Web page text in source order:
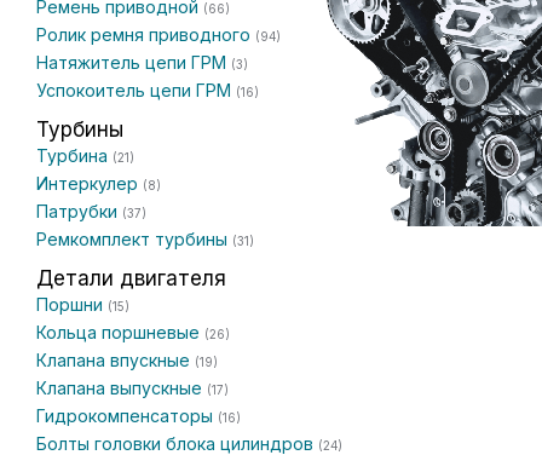
Ремень приводной (66)
Ролик ремня приводного (94)
Натяжитель цепи ГРМ (3)
Успокоитель цепи ГРМ (16)
Турбины
Турбина (21)
Интеркулер (8)
Патрубки (37)
Ремкомплект турбины (31)
Детали двигателя
Поршни (15)
Кольца поршневые (26)
Клапана впускные (19)
Клапана выпускные (17)
Гидрокомпенсаторы (16)
Болты головки блока цилиндров (24)